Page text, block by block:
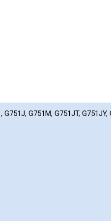
G751M, G751JT, G751JY,